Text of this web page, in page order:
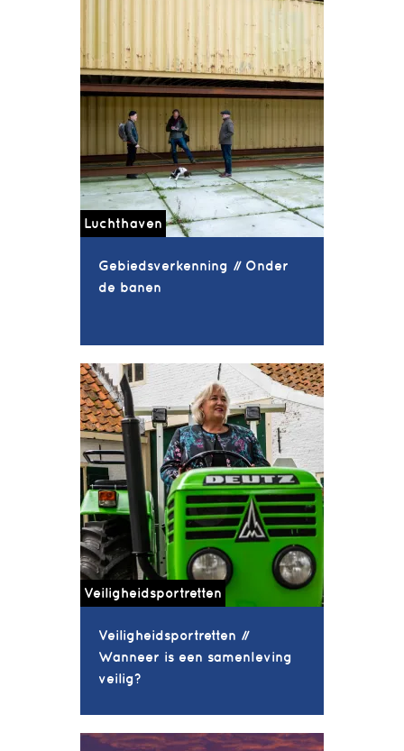
Luchthaven
Gebiedsverkenning // Onder
de banen
Veiligheidsportretten
Veiligheidsportretten //
Wanneer is een samenleving
veilig?